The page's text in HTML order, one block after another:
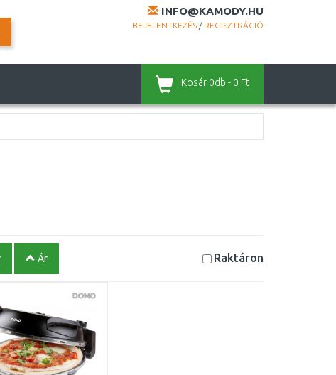
INFO@KAMODY.HU
BEJELENTKEZÉS / REGISZTRÁCIÓ
Kosár 0db - 0 Ft
Ár Raktáron